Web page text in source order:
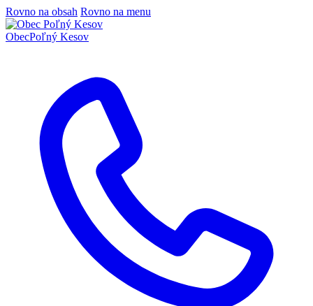
Rovno na obsah Rovno na menu
ObecPoľný Kesov